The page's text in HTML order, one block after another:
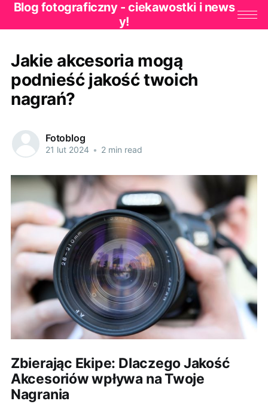
Blog fotograficzny - ciekawostki i news
y!
Jakie akcesoria mogą
podnieść jakość twoich
nagrań?
Fotoblog
21 lut 2024 • 2 min read
Zbierając Ekipe: Dlaczego Jakość
Akcesoriów wpływa na Twoje
Nagrania